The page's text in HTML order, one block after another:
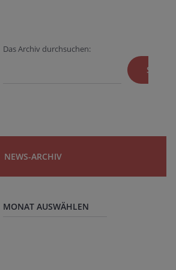
Das Archiv durchsuchen:
SUCHEN
NEWS-ARCHIV
News-